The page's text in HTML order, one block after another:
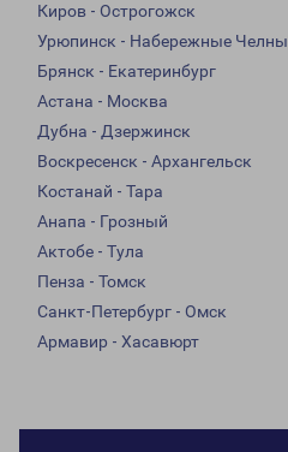
Киров - Острогожск
Урюпинск - Набережные Челны
Брянск - Екатеринбург
Астана - Москва
Дубна - Дзержинск
Воскресенск - Архангельск
Костанай - Тара
Анапа - Грозный
Актобе - Тула
Пенза - Томск
Санкт-Петербург - Омск
Армавир - Хасавюрт